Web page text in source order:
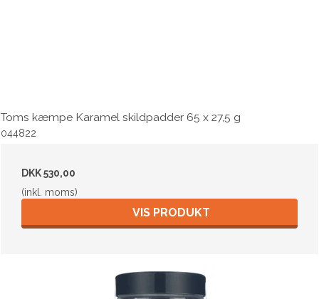
Toms kæmpe Karamel skildpadder 65 x 27,5 g
044822
DKK 530,00
(inkl. moms)
VIS PRODUKT